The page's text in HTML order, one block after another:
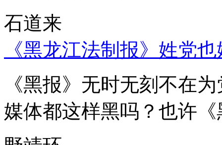
石道来
《黑龙江法制报》姓党
《黑报》无时无刻不在
媒体都这样黑吗？也许